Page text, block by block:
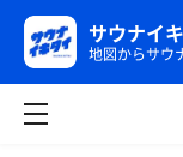
サウナイ
地図からサウ